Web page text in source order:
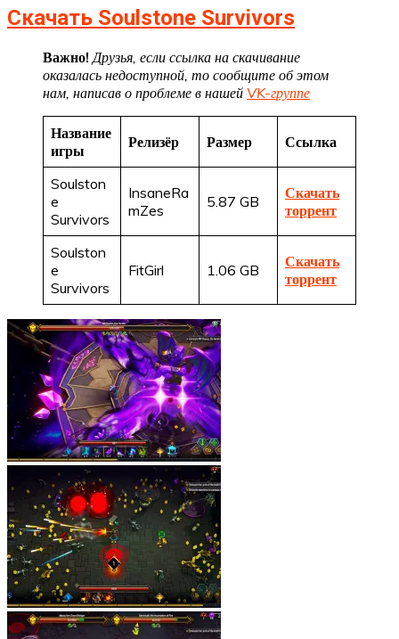
Скачать Soulstone Survivors
Важно! Друзья, если ссылка на скачивание
оказалась недоступной, то сообщите об этом
нам, написав о проблеме в нашей VK-группе
Название
игры
Релизёр Размер Ссылка
Soulston
e
Survivors
InsaneRa
mZes
5.87 GB
Скачать
торрент
Soulston
e
Survivors
FitGirl 1.06 GB
Скачать
торрент